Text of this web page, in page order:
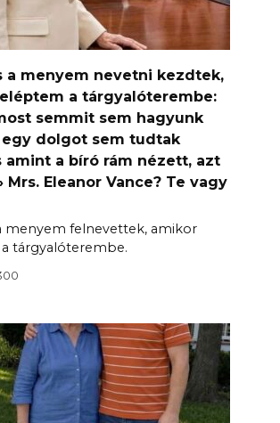
a menyem nevetni kezdtek,
a tárgyalóterembe:
semmit sem hagyunk
egy dolgot sem tudtak
amint a bíró rám nézett, azt
Mrs. Eleanor Vance? Te vagy
menyem felnevettek, amikor
tárgyalóterembe.